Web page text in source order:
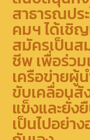
สาธารณปร
คมฯ ได้เชิ
สมัครเป็น
ชีพ เพื่อร่ว
เครือข่ายผู้
ขับเคลื่อนสั
แข็งและยั่ง
เป็นไปอย่า